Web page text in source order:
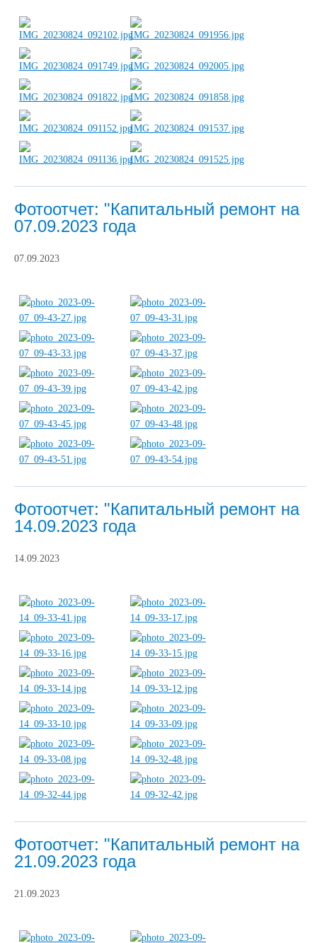
Фотоотчет: "Капитальный ремонт на
07.09.2023 года
07.09.2023
Фотоотчет: "Капитальный ремонт на
14.09.2023 года
14.09.2023
Фотоотчет: "Капитальный ремонт на
21.09.2023 года
21.09.2023